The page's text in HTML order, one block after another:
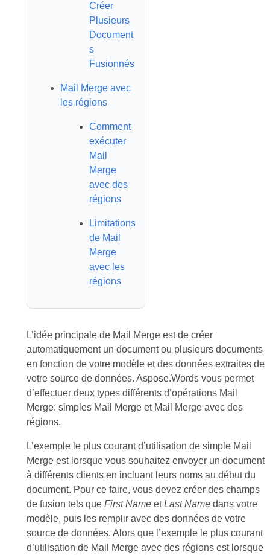
Créer
Plusieurs
Document
s
Fusionnés
Mail Merge avec
les régions
Comment
exécuter
Mail
Merge
avec des
régions
Limitations
de Mail
Merge
avec les
régions
L’idée principale de Mail Merge est de créer
automatiquement un document ou plusieurs documents
en fonction de votre modèle et des données extraites de
votre source de données. Aspose.Words vous permet
d’effectuer deux types différents d’opérations Mail
Merge: simples Mail Merge et Mail Merge avec des
régions.
L’exemple le plus courant d’utilisation de simple Mail
Merge est lorsque vous souhaitez envoyer un document
à différents clients en incluant leurs noms au début du
document. Pour ce faire, vous devez créer des champs
de fusion tels que First NameetLast Namedans votre
modèle, puis les remplir avec des données de votre
source de données. Alors que l’exemple le plus courant
d’utilisation de Mail Merge avec des régions est lorsque